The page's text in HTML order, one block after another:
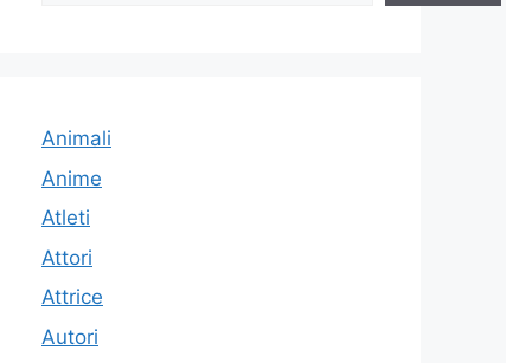
Animali
Anime
Atleti
Attori
Attrice
Autori